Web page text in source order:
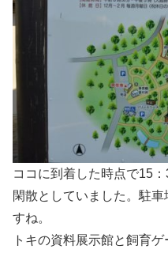
ココに到着した時点で15
閑散としていました。駐
すね。
トキの資料展示館と飼育